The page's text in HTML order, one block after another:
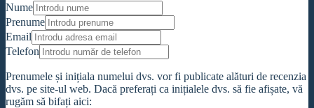
Nume
Prenume
Email
Telefon
Prenumele și inițiala numelui dvs. vor fi publicate alături de recenzia
dvs. pe site-ul web. Dacă preferați ca inițialele dvs. să fie afișate, vă
rugăm să bifați aici: